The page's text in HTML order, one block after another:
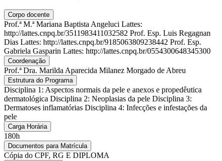
Corpo docente
Prof.ª M.ª Mariana Baptista Angeluci Lattes:
http://lattes.cnpq.br/3511983411032582 Prof. Esp. Luis Regagnan
Dias Lattes: http://lattes.cnpq.br/9185063809238442 Prof. Esp.
Gabriela Gasparin Lattes: http://lattes.cnpq.br/0554300648345300
Coordenação
Prof.ª Dra. Marilda Aparecida Milanez Morgado de Abreu
Estrutura do Programa
Disciplina 1: Aspectos normais da pele e anexos e propedêutica
dermatológica Disciplina 2: Neoplasias da pele Disciplina 3:
Dermatoses inflamatórias Disciplina 4: Infecções e infestações da
pele
Carga Horária
180h
Documentos para Matrícula
Cópia do CPF, RG E DIPLOMA